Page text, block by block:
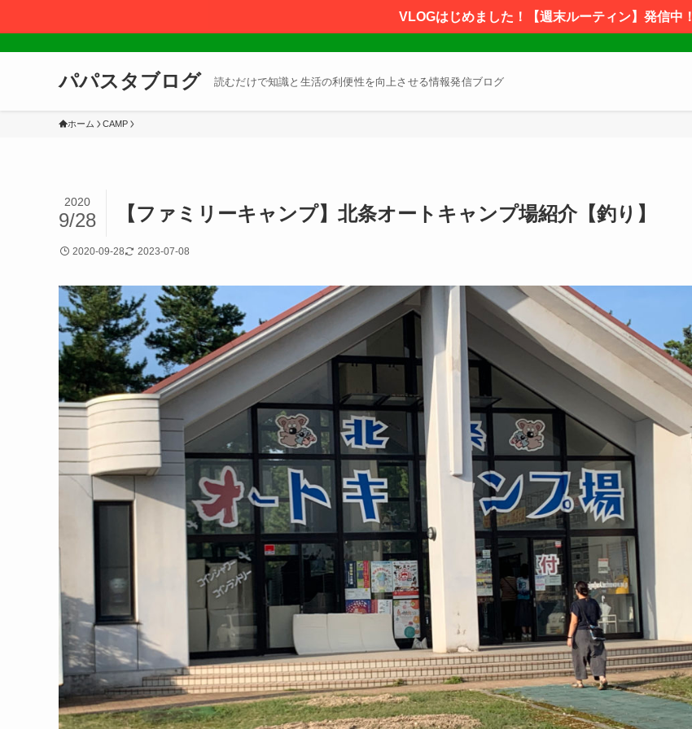
VLOGはじめました！【週末ルーティン】発信中！
パパスタブログ 読むだけで知識と生活の利便性を向上させる情報発信ブログ
ホーム CAMP
【ファミリーキャンプ】北条オートキャンプ場紹介【釣り】
2020
9/28
2020-09-28 2023-07-08